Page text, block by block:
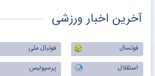
آخرین اخبار ورزشی
فوتسال فوتبال ملی
استقلال
پرسپولیس